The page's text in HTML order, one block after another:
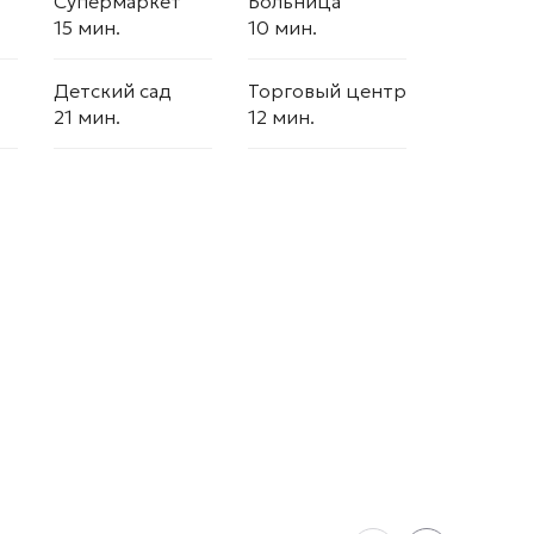
15 мин.
10 мин.
Детский сад
21 мин.
Торговый центр
12 мин.